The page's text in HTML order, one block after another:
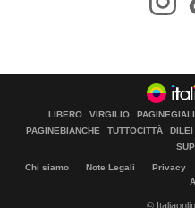
LIBERO VIRGILIO
PAGINEBIANCHE
TUTTOCITTÀ DILEI
Chi siamo Note Legali Privacy
©